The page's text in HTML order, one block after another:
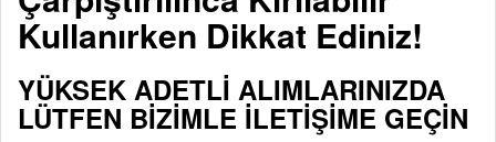
Kullanırken Dikkat Ediniz!
YÜKSEK ADETLİ ALIMLARINIZDA
LÜTFEN BİZİMLE İLETİŞİME GEÇİN